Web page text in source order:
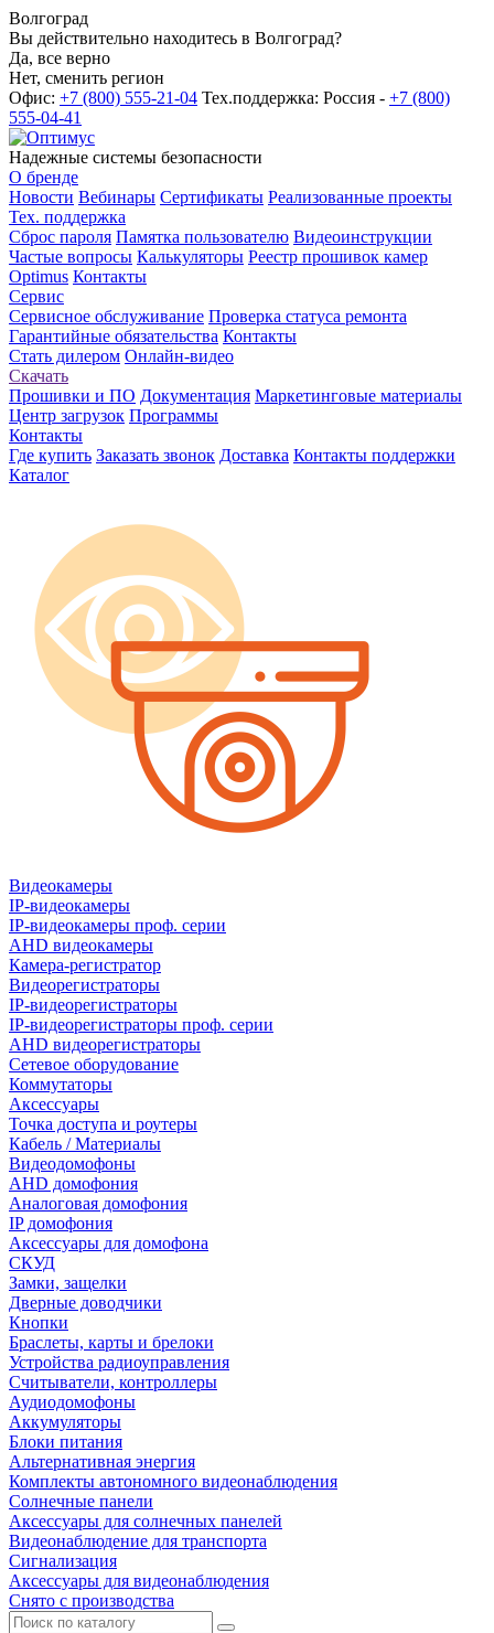
Волгоград
Вы действительно находитесь в Волгоград?
Да, все верно
Нет, сменить регион
Офис: +7 (800) 555-21-04 Тех.поддержка: Россия - +7 (800)
555-04-41
Надежные системы безопасности
О бренде
Новости Вебинары Сертификаты Реализованные проекты
Тех. поддержка
Сброс пароля Памятка пользователю Видеоинструкции
Частые вопросы Калькуляторы Реестр прошивок камер
Optimus Контакты
Сервис
Сервисное обслуживание Проверка статуса ремонта
Гарантийные обязательства Контакты
Стать дилером Онлайн-видео
Скачать
Прошивки и ПО Документация Маркетинговые материалы
Центр загрузок Программы
Контакты
Где купить Заказать звонок Доставка Контакты поддержки
Каталог
Видеокамеры
IP-видеокамеры
IP-видеокамеры проф. серии
AHD видеокамеры
Камера-регистратор
Видеорегистраторы
IP-видеорегистраторы
IP-видеорегистраторы проф. серии
AHD видеорегистраторы
Сетевое оборудование
Коммутаторы
Аксессуары
Точка доступа и роутеры
Кабель / Материалы
Видеодомофоны
AHD домофония
Аналоговая домофония
IP домофония
Аксессуары для домофона
СКУД
Замки, защелки
Дверные доводчики
Кнопки
Браслеты, карты и брелоки
Устройства радиоуправления
Считыватели, контроллеры
Аудиодомофоны
Аккумуляторы
Блоки питания
Альтернативная энергия
Комплекты автономного видеонаблюдения
Солнечные панели
Аксессуары для солнечных панелей
Видеонаблюдение для транспорта
Сигнализация
Аксессуары для видеонаблюдения
Снято с производства